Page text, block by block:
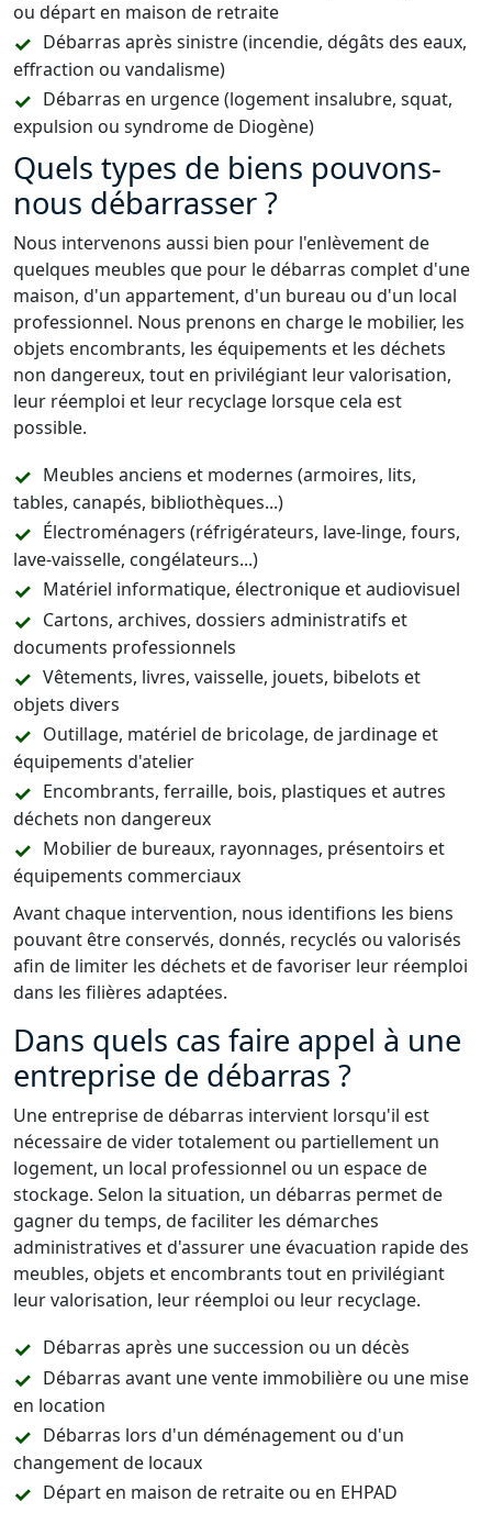
ou départ en maison de retraite
Débarras après sinistre (incendie, dégâts des eaux,
effraction ou vandalisme)
Débarras en urgence (logement insalubre, squat,
expulsion ou syndrome de Diogène)
Quels types de biens pouvons-
nous débarrasser ?
Nous intervenons aussi bien pour l'enlèvement de
quelques meubles que pour le débarras complet d'une
maison, d'un appartement, d'un bureau ou d'un local
professionnel. Nous prenons en charge le mobilier, les
objets encombrants, les équipements et les déchets
non dangereux, tout en privilégiant leur valorisation,
leur réemploi et leur recyclage lorsque cela est
possible.
Meubles anciens et modernes (armoires, lits,
tables, canapés, bibliothèques...)
Électroménagers (réfrigérateurs, lave-linge, fours,
lave-vaisselle, congélateurs...)
Matériel informatique, électronique et audiovisuel
Cartons, archives, dossiers administratifs et
documents professionnels
Vêtements, livres, vaisselle, jouets, bibelots et
objets divers
Outillage, matériel de bricolage, de jardinage et
équipements d'atelier
Encombrants, ferraille, bois, plastiques et autres
déchets non dangereux
Mobilier de bureaux, rayonnages, présentoirs et
équipements commerciaux
Avant chaque intervention, nous identifions les biens
pouvant être conservés, donnés, recyclés ou valorisés
afin de limiter les déchets et de favoriser leur réemploi
dans les filières adaptées.
Dans quels cas faire appel à une
entreprise de débarras ?
Une entreprise de débarras intervient lorsqu'il est
nécessaire de vider totalement ou partiellement un
logement, un local professionnel ou un espace de
stockage. Selon la situation, un débarras permet de
gagner du temps, de faciliter les démarches
administratives et d'assurer une évacuation rapide des
meubles, objets et encombrants tout en privilégiant
leur valorisation, leur réemploi ou leur recyclage.
Débarras après une succession ou un décès
Débarras avant une vente immobilière ou une mise
en location
Débarras lors d'un déménagement ou d'un
changement de locaux
Départ en maison de retraite ou en EHPAD